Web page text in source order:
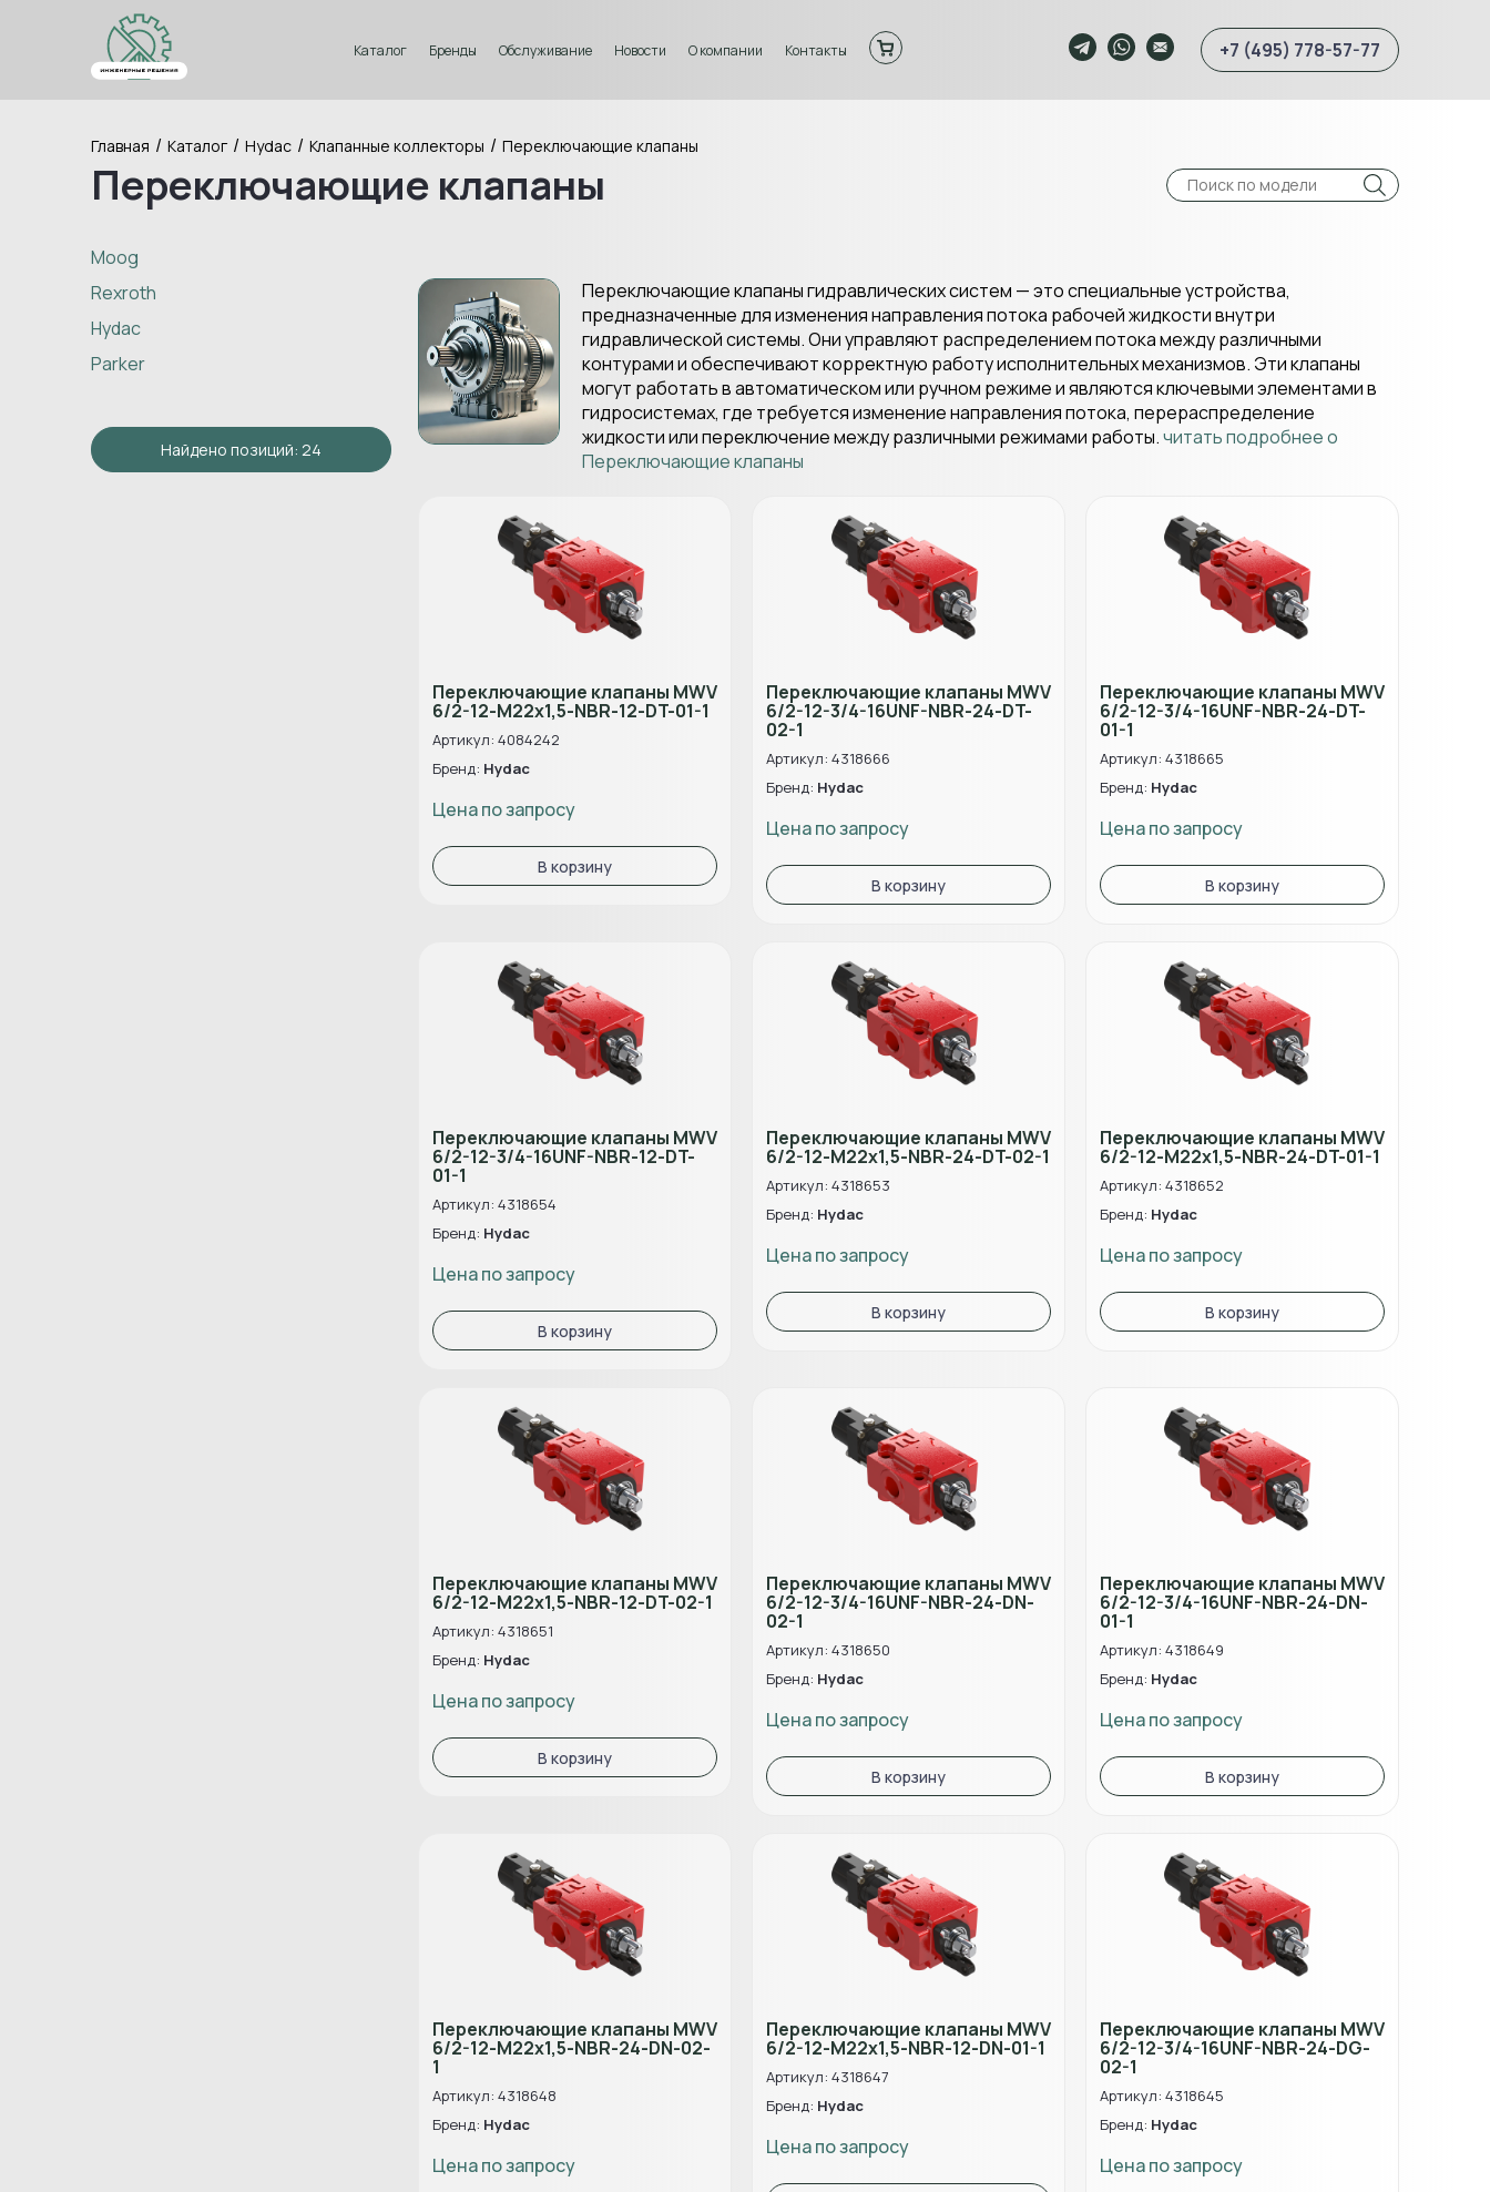
Каталог Бренды Обслуживание Новости О компании Контакты +7 (495) 778-57-77
Главная / Каталог / Hydac / Клапанные коллекторы / Переключающие клапаны
Переключающие клапаны
Moog
Rexroth
Hydac
Parker
Найдено позиций: 24
Переключающие клапаны гидравлических систем — это специальные устройства,
предназначенные для изменения направления потока рабочей жидкости внутри
гидравлической системы. Они управляют распределением потока между различными
контурами и обеспечивают корректную работу исполнительных механизмов. Эти клапаны
могут работать в автоматическом или ручном режиме и являются ключевыми элементами в
гидросистемах, где требуется изменение направления потока, перераспределение
жидкости или переключение между различными режимами работы.читать подробнее о
Переключающие клапаны
Переключающие клапаны MWV
6/2-12-M22x1,5-NBR-12-DT-01-1
Артикул: 4084242
Бренд: Hydac
Цена по запросу
В корзину
Переключающие клапаны MWV
6/2-12-3/4-16UNF-NBR-24-DT-
02-1
Артикул: 4318666
Бренд: Hydac
Цена по запросу
В корзину
Переключающие клапаны MWV
6/2-12-3/4-16UNF-NBR-24-DT-
01-1
Артикул: 4318665
Бренд: Hydac
Цена по запросу
В корзину
Переключающие клапаны MWV
6/2-12-3/4-16UNF-NBR-12-DT-
01-1
Артикул: 4318654
Бренд: Hydac
Цена по запросу
В корзину
Переключающие клапаны MWV
6/2-12-M22x1,5-NBR-24-DT-02-1
Артикул: 4318653
Бренд: Hydac
Цена по запросу
В корзину
Переключающие клапаны MWV
6/2-12-M22x1,5-NBR-24-DT-01-1
Артикул: 4318652
Бренд: Hydac
Цена по запросу
В корзину
Переключающие клапаны MWV
6/2-12-M22x1,5-NBR-12-DT-02-1
Артикул: 4318651
Бренд: Hydac
Цена по запросу
В корзину
Переключающие клапаны MWV
6/2-12-3/4-16UNF-NBR-24-DN-
02-1
Артикул: 4318650
Бренд: Hydac
Цена по запросу
В корзину
Переключающие клапаны MWV
6/2-12-3/4-16UNF-NBR-24-DN-
01-1
Артикул: 4318649
Бренд: Hydac
Цена по запросу
В корзину
Переключающие клапаны MWV
6/2-12-M22x1,5-NBR-24-DN-02-
1
Артикул: 4318648
Бренд: Hydac
Цена по запросу
Переключающие клапаны MWV
6/2-12-M22x1,5-NBR-12-DN-01-1
Артикул: 4318647
Бренд: Hydac
Цена по запросу
Переключающие клапаны MWV
6/2-12-3/4-16UNF-NBR-24-DG-
02-1
Артикул: 4318645
Бренд: Hydac
Цена по запросу